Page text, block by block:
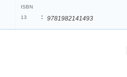
ISBN
13
: 9781982141493